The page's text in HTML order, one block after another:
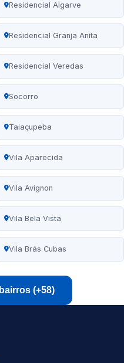
Residencial Algarve
Residencial Granja Anita
Residencial Veredas
Socorro
Taiaçupeba
Vila Aparecida
Vila Avignon
Vila Bela Vista
Vila Brás Cubas
(+58)